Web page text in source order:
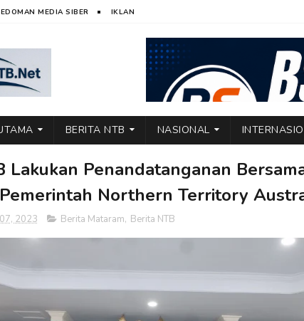
MEDIA SIBER IKLAN
BERITA NTB NASIONAL
Lakukan Penandatanganan
Northern Territory
2023 Berita Mataram, Berita NTB